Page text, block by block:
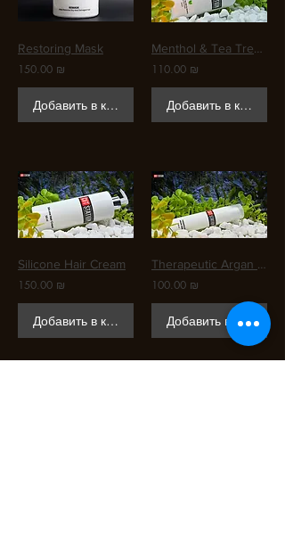
Restoring Mask
150.00 ₪
Добавить в корзину
110.00 ₪
Добавить в корзину
Silicone Hair Cream
150.00 ₪
Добавить в корзину
100.00 ₪
Добавить в корзину